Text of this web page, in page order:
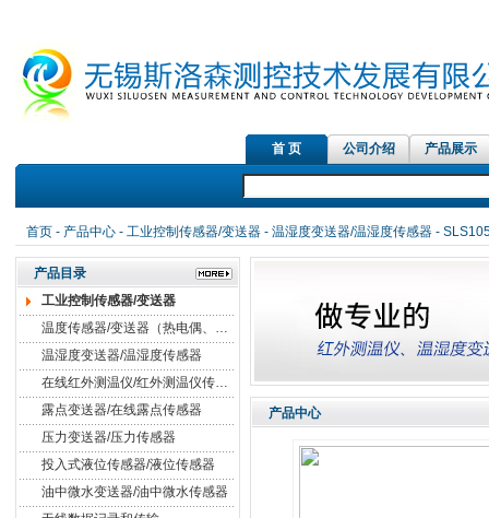
首 页 公司介绍 产品展示
首页- 产品中心- 工业控制传感器/变送器- 温湿度变送器/温湿度传感器-
产品目录
工业控制传感器/变送器
温度传感器/变送器（热电偶、热电阻）
温湿度变送器/温湿度传感器
在线红外测温仪/红外测温仪传感器
露点变送器/在线露点传感器
压力变送器/压力传感器
投入式液位传感器/液位传感器
油中微水变送器/油中微水传感器
产品中心